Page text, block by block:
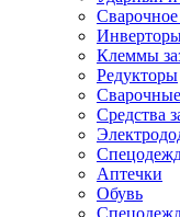
Клеммы
Редукторы
Средства
Аптечки
Обувь